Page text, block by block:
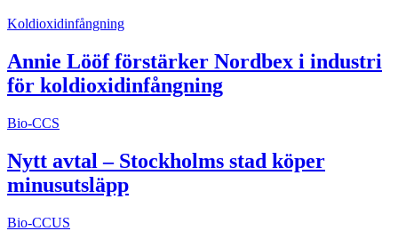
Koldioxidinfångning
Annie Lööf förstärker Nordbex i industri
för koldioxidinfångning
Bio-CCS
Nytt avtal – Stockholms stad köper
minusutsläpp
Bio-CCUS